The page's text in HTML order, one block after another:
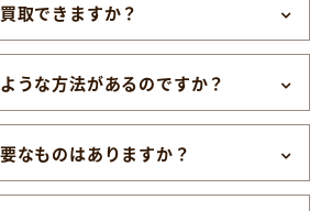
取できますか？
うな方法があるのですか？
なものはありますか？